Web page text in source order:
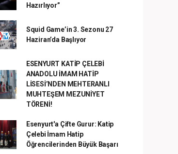
Hazırlıyor”
Squid Game’in 3. Sezonu 27
Haziran’da Başlıyor
ESENYURT KATİP ÇELEBİ
ANADOLU İMAM HATİP
LİSESİ’NDEN MEHTERANLI
MUHTEŞEM MEZUNİYET
TÖRENİ!
Esenyurt'a Çifte Gurur: Katip
Çelebi İmam Hatip
Öğrencilerinden Büyük Başarı